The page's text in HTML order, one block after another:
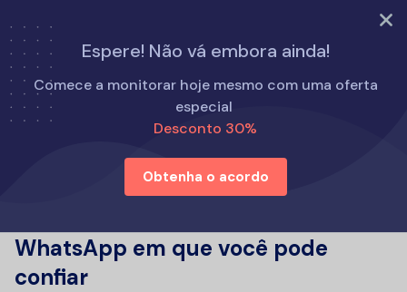
EXPERIMENTE AGORA
Espere! Não vá embora ainda!
Comece a monitorar hoje mesmo com uma oferta
especial
Desconto 30%
Obtenha o acordo
Início
Notícias do setor
Os melhores rastreadores de histórico de bate-papo do
WhatsApp em que você pode confiar
Os melhores rastreadores de
WhatsApp em que você pode
confiar